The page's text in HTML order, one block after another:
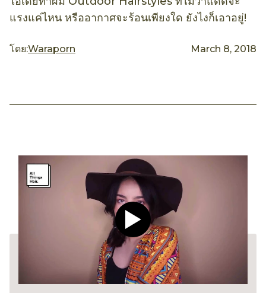
แรงแค่ไหน หรืออากาศจะร้อนเพียงใด ยังไงก็เอาอยู่!
โดย:Waraporn March 8, 2018
Play video CLEAR Men